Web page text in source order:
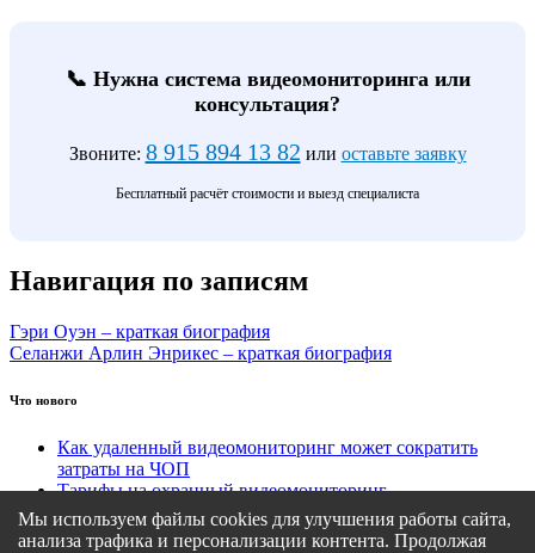
📞 Нужна система видеомониторинга или
консультация?
Звоните: 8 915 894 13 82 или оставьте заявку
Бесплатный расчёт стоимости и выезд специалиста
Навигация по записям
Гэри Оуэн – краткая биография
Селанжи Арлин Энрикес – краткая биография
Что нового
Как удаленный видеомониторинг может сократить
затраты на ЧОП
Тарифы на охранный видеомониторинг
Этапы подключения удаленного видеомониторинга
Кому подходит удаленный видеомониторинг?
Мы используем файлы cookies для улучшения работы сайта,
анализа трафика и персонализации контента. Продолжая